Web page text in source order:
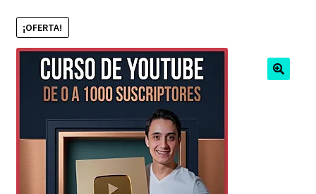
CURSOS
menú
hijo
MEMBRESIA
¡OFERTA!